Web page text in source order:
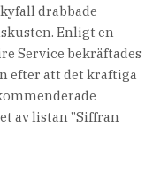
drabbade
Enligt en
Service bekräftades
efter att det kraftiga
av listan ”Siffran